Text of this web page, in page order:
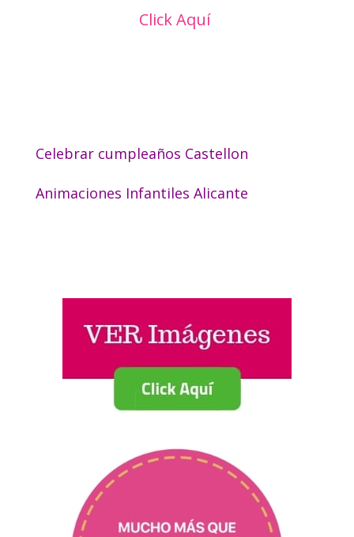
Click Aquí
Celebrar cumpleaños Castellon
Animaciones Infantiles Alicante